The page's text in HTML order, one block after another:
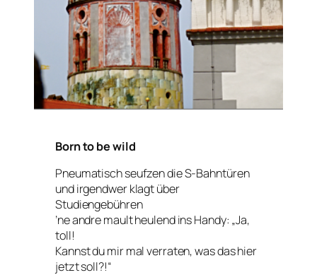
Born to be wild
Pneumatisch seufzen die S-Bahntüren
und irgendwer klagt über
Studiengebühren
’ne andre mault heulend ins Handy: „Ja,
toll!
Kannst du mir mal verraten, was das hier
jetzt soll?!“